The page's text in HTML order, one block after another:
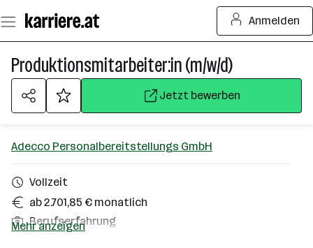
Seiteninhalt
springen
Anmelden
Produktionsmitarbeiter:in (m/w/d)
Jetzt bewerben
Adecco Personalbereitstellungs GmbH
Vollzeit
ab 2.701,85 € monatlich
Berufserfahrung
Mehr anzeigen